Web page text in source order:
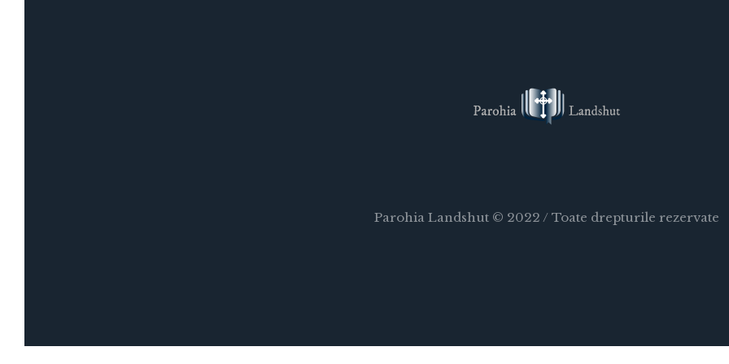
Parohia Landshut © 2022 / Toate drepturile rezervate